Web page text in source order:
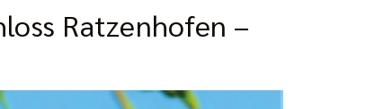
Ratzenhofen –